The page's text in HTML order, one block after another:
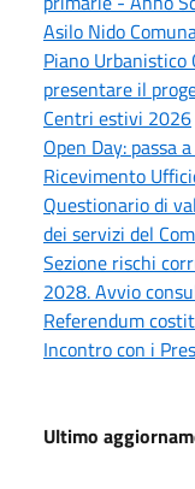
Asilo Nido
Piano
presentare il
Centri estivi 2026
Open Day: passa
Ricevimento
Questionario di
dei servizi del
Sezione rischi
2028. Avvio
Referendum
Incontro con i
Ultimo